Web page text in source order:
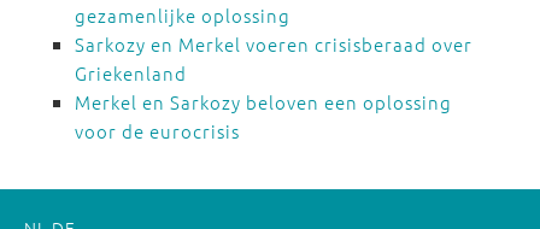
gezamenlijke oplossing
Sarkozy en Merkel voeren crisisberaad over
Griekenland
Merkel en Sarkozy beloven een oplossing
voor de eurocrisis